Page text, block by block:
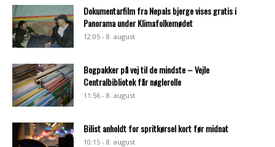
Dokumentarfilm fra Nepals bjerge vises gratis i
Panorama under Klimafolkemødet
12:05 - 8. august
Bogpakker på vej til de mindste – Vejle
Centralbibliotek får nøglerolle
11:56 - 8. august
Bilist anholdt for spritkørsel kort før midnat
10:15 - 8. august